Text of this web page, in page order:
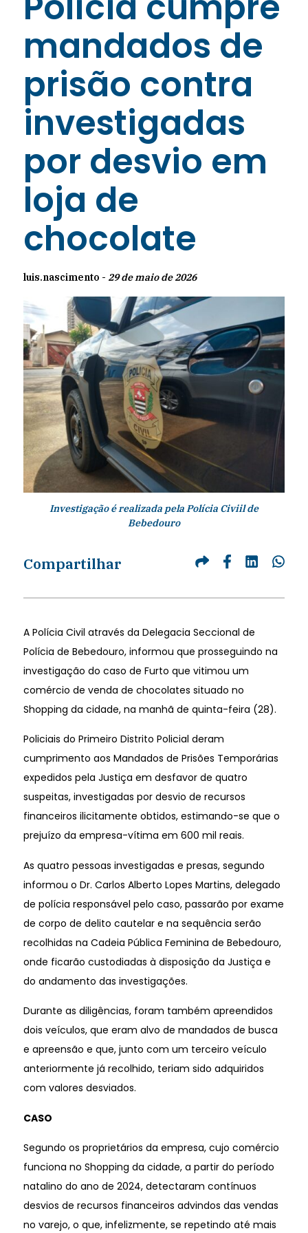
mandados de
prisão contra
investigadas
por desvio em
loja de
chocolate
luis.nascimento - 29 de maio de 2026
Investigação é realizada pela Polícia Civiil de
Bebedouro
Compartilhar
A Polícia Civil através da Delegacia Seccional de
Polícia de Bebedouro, informou que prosseguindo na
investigação do caso de Furto que vitimou um
comércio de venda de chocolates situado no
Shopping da cidade, na manhã de quinta-feira (28).
Policiais do Primeiro Distrito Policial deram
cumprimento aos Mandados de Prisões Temporárias
expedidos pela Justiça em desfavor de quatro
suspeitas, investigadas por desvio de recursos
financeiros ilicitamente obtidos, estimando-se que o
prejuízo da empresa-vítima em 600 mil reais.
As quatro pessoas investigadas e presas, segundo
informou o Dr. Carlos Alberto Lopes Martins, delegado
de polícia responsável pelo caso, passarão por exame
de corpo de delito cautelar e na sequência serão
recolhidas na Cadeia Pública Feminina de Bebedouro,
onde ficarão custodiadas à disposição da Justiça e
do andamento das investigações.
Durante as diligências, foram também apreendidos
dois veículos, que eram alvo de mandados de busca
e apreensão e que, junto com um terceiro veículo
anteriormente já recolhido, teriam sido adquiridos
com valores desviados.
CASO
Segundo os proprietários da empresa, cujo comércio
funciona no Shopping da cidade, a partir do período
natalino do ano de 2024, detectaram contínuos
desvios de recursos financeiros advindos das vendas
no varejo, o que, infelizmente, se repetindo até mais